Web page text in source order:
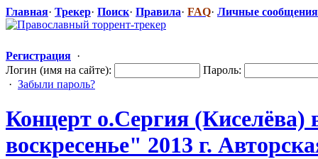
Главная· Трекер· Поиск· Правила· FAQ· Личные сообщения
Регистрация ·
Логин (имя на сайте):
Пароль:
· Забыли пароль?
Концерт о.Сергия (Киселёва)
воскресенье" 2013 г.